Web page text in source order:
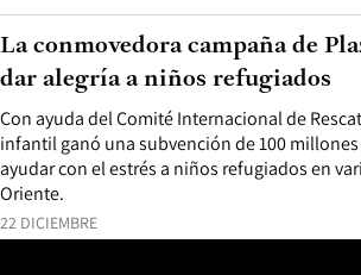
22 DICIEMBRE
Con ayuda del Comité Internacional de
infantil ganó una subvención de 100
ayudar con el estrés a niños refugiados en
Oriente.
La conmovedora campaña de
dar alegría a niños refugiados